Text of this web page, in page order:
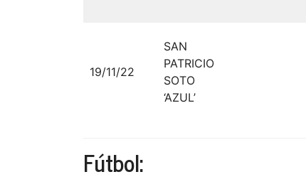
19/11/22
SAN
PATRICIO
SOTO
‘AZUL’
Fútbol: